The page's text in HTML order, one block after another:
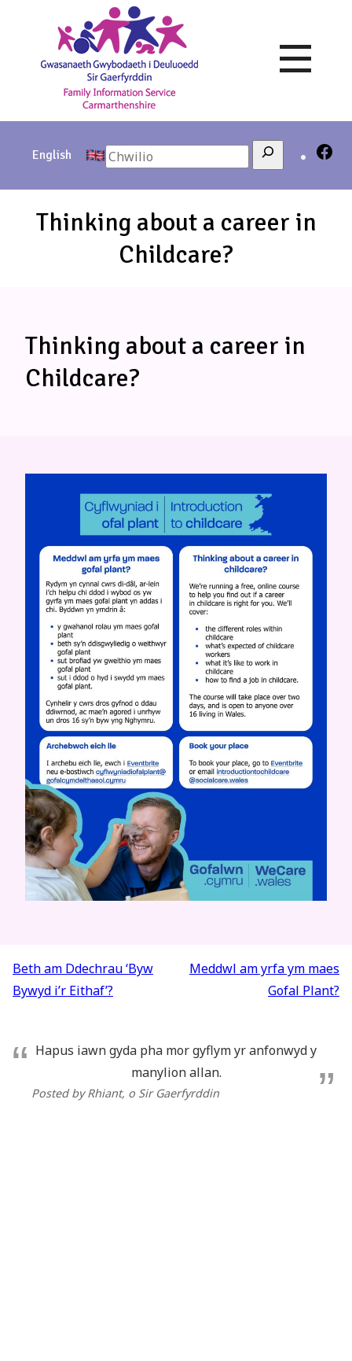
English Search
Thinking about a career in
Childcare?
Thinking about a career in
Childcare?
Llywio
cofnod
Beth am Ddechrau ‘Byw
Bywyd i’r Eithaf’?
Meddwl am yrfa ym maes
Gofal Plant?
Hapus iawn gyda pha mor gyflym yr anfonwyd y
manylion allan.
Posted by Rhiant, o Sir Gaerfyrddin